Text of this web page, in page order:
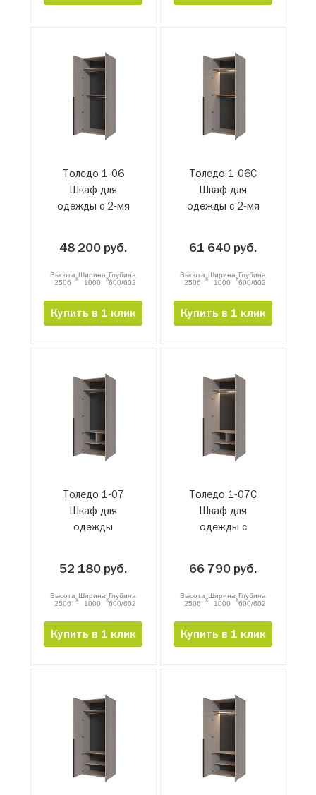
Толедо 1-06
Шкаф для
одежды с 2-мя
48 200 руб.
Высота
2506
xШирина
1000
xГлубина
600/602
Купить в 1 клик
Толедо 1-06С
Шкаф для
одежды с 2-мя
61 640 руб.
Высота
2506
xШирина
1000
xГлубина
600/602
Купить в 1 клик
Толедо 1-07
Шкаф для
одежды
52 180 руб.
Высота
2506
xШирина
1000
xГлубина
600/602
Купить в 1 клик
Толедо 1-07С
Шкаф для
одежды с
66 790 руб.
Высота
2506
xШирина
1000
xГлубина
600/602
Купить в 1 клик